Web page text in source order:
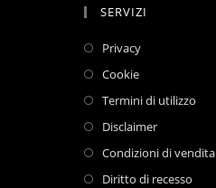
SERVIZI
Privacy
Cookie
Termini di utilizzo
Disclaimer
Condizioni di vendita
Diritto di recesso